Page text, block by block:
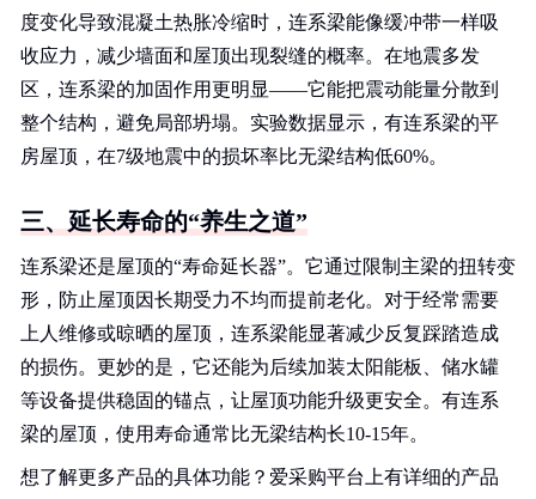
度变化导致混凝土热胀冷缩时，连系梁能像缓冲带一样吸
收应力，减少墙面和屋顶出现裂缝的概率。在地震多发
区，连系梁的加固作用更明显——它能把震动能量分散到
整个结构，避免局部坍塌。实验数据显示，有连系梁的平
房屋顶，在7级地震中的损坏率比无梁结构低60%。
三、延长寿命的“养生之道”
连系梁还是屋顶的“寿命延长器”。它通过限制主梁的扭转变
形，防止屋顶因长期受力不均而提前老化。对于经常需要
上人维修或晾晒的屋顶，连系梁能显著减少反复踩踏造成
的损伤。更妙的是，它还能为后续加装太阳能板、储水罐
等设备提供稳固的锚点，让屋顶功能升级更安全。有连系
梁的屋顶，使用寿命通常比无梁结构长10-15年。
想了解更多产品的具体功能？爱采购平台上有详细的产品